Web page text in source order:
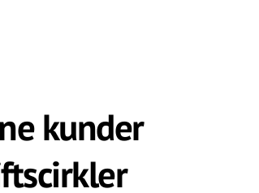
kunder